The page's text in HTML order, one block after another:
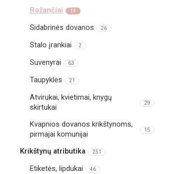
Rožančiai 14
Sidabrinės dovanos 26
Stalo įrankiai 2
Suvenyrai 63
Taupyklės 21
Atvirukai, kvietimai, knygų
skirtukai
29
Kvapnios dovanos krikštynoms,
pirmajai komunijai
15
Krikštynų atributika 251
Etiketės, lipdukai 46